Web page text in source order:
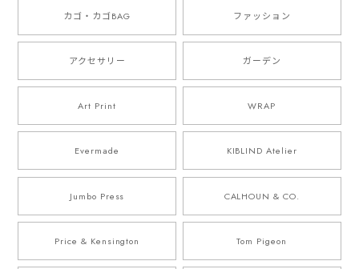
カゴ・カゴBAG ファッション
アクセサリー ガーデン
Art Print WRAP
Evermade KIBLIND Atelier
Jumbo Press CALHOUN & CO.
Price & Kensington Tom Pigeon